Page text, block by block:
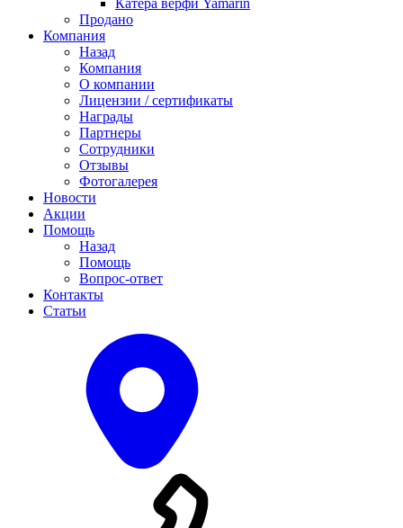
Катера верфи Yamarin
Продано
Компания
Назад
Компания
О компании
Лицензии / сертификаты
Награды
Партнеры
Сотрудники
Отзывы
Фотогалерея
Новости
Акции
Помощь
Назад
Помощь
Вопрос-ответ
Контакты
Статьи